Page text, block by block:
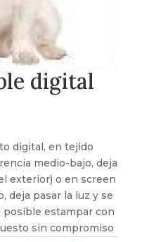
digital
digital, en tejido
medio-bajo, deja
exterior) o en screen
deja pasar la luz y se
posible estampar con
sin compromiso